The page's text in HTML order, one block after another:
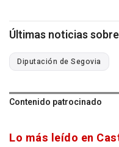
Últimas noticias
Diputación de Segovia
Contenido patrocinado
Lo más leído en